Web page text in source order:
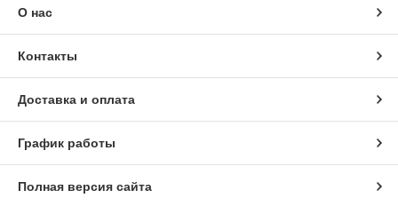
О нас
Контакты
Доставка и оплата
График работы
Полная версия сайта